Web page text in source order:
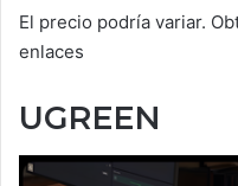
El precio podría variar.
enlaces
UGREEN